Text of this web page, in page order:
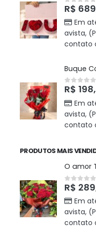
0out
R$
Em
avista,
contato
Buque
0out
R$
Em
avista,
contato
PRODUTOS MAIS
O amor
0out
R$
Em
avista,
contato